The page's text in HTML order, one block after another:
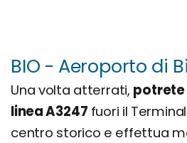
BIO - Aeroporto di
Una volta atterrati, potrete
linea A3247 fuori il
centro storico e effettua